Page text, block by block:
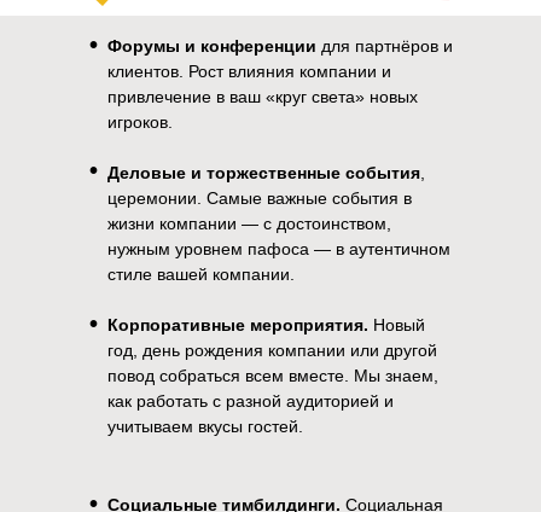
Заказать звонок
Форумы и конференции для партнёров и
клиентов. Рост влияния компании и
привлечение в ваш «круг света» новых
игроков.
Деловые и торжественные события
церемонии. Самые важные события в
жизни компании — с достоинством,
нужным уровнем пафоса — в аутентичном
стиле вашей компании.
Корпоративные мероприятия. Новый
год, день рождения компании или другой
повод собраться всем вместе. Мы знаем,
как работать с разной аудиторией и
учитываем вкусы гостей.
Социальные тимбилдинги. Социальная
•
•
•
•